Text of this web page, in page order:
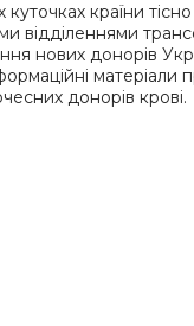
країни
нових донорів
матеріали
донорів крові.